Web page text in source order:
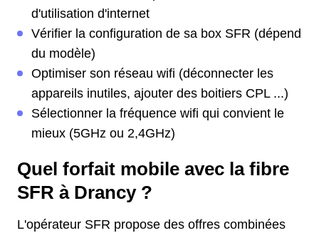
d'utilisation d'internet
Vérifier la configuration de sa box SFR (dépend
du modèle)
Optimiser son réseau wifi (déconnecter les
appareils inutiles, ajouter des boitiers CPL ...)
Sélectionner la fréquence wifi qui convient le
mieux (5GHz ou 2,4GHz)
Quel forfait mobile avec la fibre
SFR à Drancy ?
L'opérateur SFR propose des offres combinées